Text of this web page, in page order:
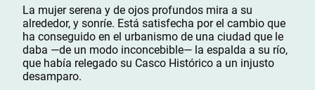
La mujer serena y de ojos profundos mira a su
alrededor, y sonríe. Está satisfecha por el cambio que
ha conseguido en el urbanismo de una ciudad que le
daba —de un modo inconcebible— la espalda a su río,
que había relegado su Casco Histórico a un injusto
desamparo.